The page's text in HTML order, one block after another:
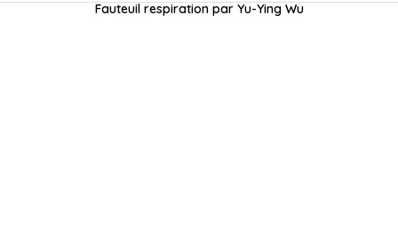
Fauteuil respiration par Yu-Ying Wu